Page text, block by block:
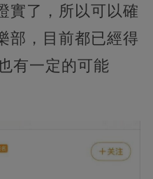
實了，所以可以確
部，目前都已經得
有一定的可能